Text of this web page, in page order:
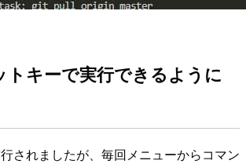
トキーで実行できるように
されましたが、毎回メニューからコマン